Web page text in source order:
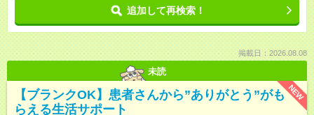
追加して再検索！
掲載日：2026.08.08
未読
NEW
【ブランクOK】患者さんから”ありがとう”がも
らえる生活サポート